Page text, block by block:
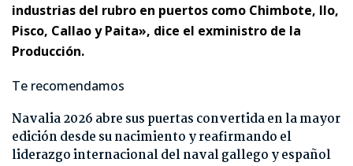
industrias del rubro en puertos como Chimbote, Ilo,
Pisco, Callao y Paita», dice el exministro de la
Producción.
Te recomendamos
Navalia 2026 abre sus puertas convertida en la mayor
edición desde su nacimiento y reafirmando el
liderazgo internacional del naval gallego y español